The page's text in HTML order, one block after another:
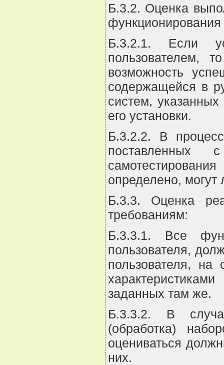
Б.3.2. Оценка
функционирования
Б.3.2.1. Если
пользователем,
возможность
содержащейся в
систем,
его установки.
Б.3.2.2. В
поставленных
определено,
Б.3.3. Оценка
требованиям:
Б.3.3.1. Все
пользователя,
пользователя, на
заданных там же.
Б.3.3.2. В
(обработка)
оцениваться
них.